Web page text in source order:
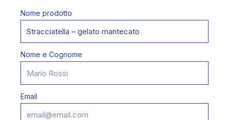
Nome prodotto
Nome e Cognome
Email